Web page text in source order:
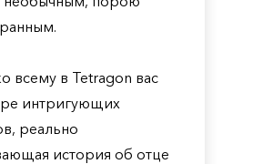
всему в Tetragon вас
интригующих
реально
история об отце